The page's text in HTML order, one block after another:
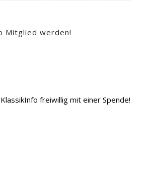
Mitglied werden!
freiwillig mit einer Spende!